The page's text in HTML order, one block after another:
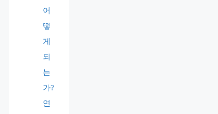
어
떻
게
되
는
가?
연